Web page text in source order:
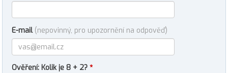
E-mail (nepovinný, pro upozornění na odpověď)
Ověření: Kolik je 8 + 2? *